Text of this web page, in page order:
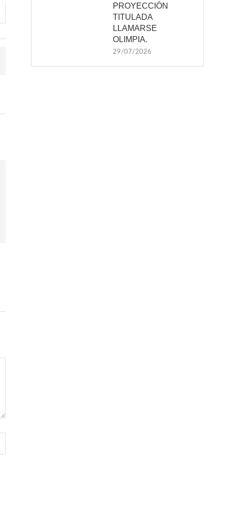
PROYECCIÓN
TITULADA
LLAMARSE
OLIMPIA.
29/07/2026